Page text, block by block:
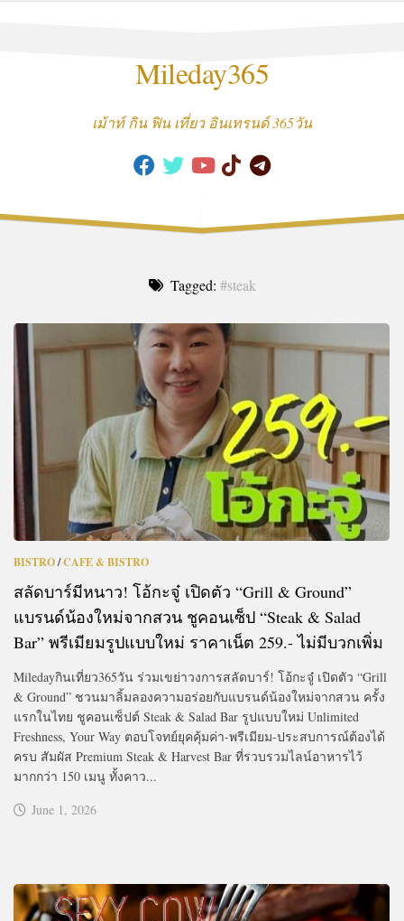
Mileday365
เม้าท์ กิน ฟิน เที่ยว อินเทรนด์ 365วัน
Tagged: #steak
BISTRO/CAFE & BISTRO
สลัดบาร์มีหนาว! โอ้กะจู๋ เปิดตัว “Grill & Ground”
แบรนด์น้องใหม่จากสวน ชูคอนเซ็ป “Steak & Salad
Bar” พรีเมียมรูปแบบใหม่ ราคาเน็ต 259.- ไม่มีบวกเพิ่ม
Miledayกินเที่ยว365วัน ร่วมเขย่าวงการสลัดบาร์! โอ้กะจู๋ เปิดตัว “Grill
& Ground” ชวนมาลิ้มลองความอร่อยกับแบรนด์น้องใหม่จากสวน ครั้ง
แรกในไทย ชูคอนเซ็ปต์ Steak & Salad Bar รูปแบบใหม่ Unlimited
Freshness, Your Way ตอบโจทย์ยุคคุ้มค่า-พรีเมียม-ประสบการณ์ต้องได้
ครบ สัมผัส Premium Steak & Harvest Bar ที่รวบรวมไลน์อาหารไว้
มากกว่า 150 เมนู ทั้งคาว...
June 1, 2026